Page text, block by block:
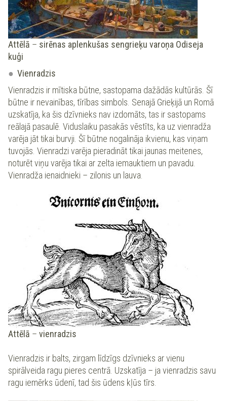
Attēlā – sirēnas aplenkušas sengrieķu varoņa Odiseja
kuģi
Vienradzis
Vienradzis ir mītiska būtne, sastopama dažādās kultūrās. Šī
būtne ir nevainības, tīrības simbols. Senajā Grieķijā un Romā
uzskatīja, ka šis dzīvnieks nav izdomāts, tas ir sastopams
reālajā pasaulē. Viduslaiku pasakās vēstīts, ka uz vienradža
varēja jāt tikai burvji. Šī būtne nogalināja ikvienu, kas viņam
tuvojās. Vienradzi varēja pieradināt tikai jaunas meitenes,
noturēt viņu varēja tikai ar zelta iemauktiem un pavadu.
Vienradža ienaidnieki – zilonis un lauva.
Attēlā – vienradzis
Vienradzis ir balts, zirgam līdzīgs dzīvnieks ar vienu
spirālveida ragu pieres centrā. Uzskatīja – ja vienradzis savu
ragu iemērks ūdenī, tad šis ūdens kļūs tīrs.